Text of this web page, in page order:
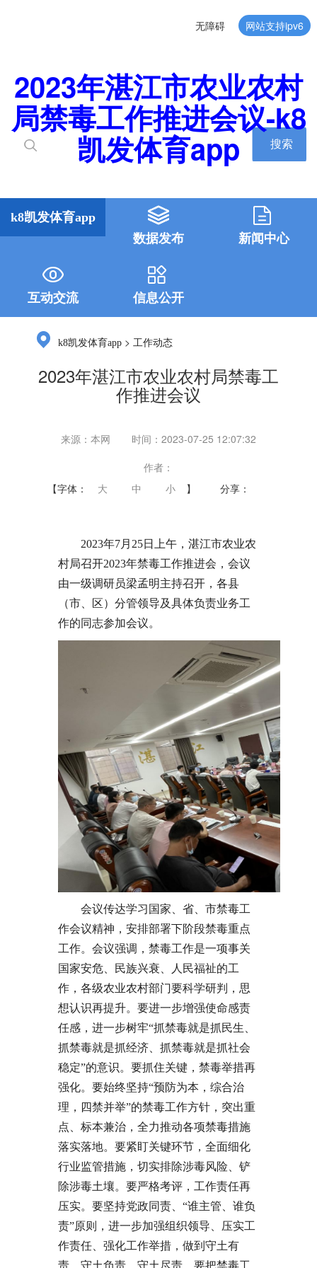
无障碍 网站支持ipv6
2023年湛江市农业农村
局禁毒工作推进会议-k8
凯发体育app 搜索
k8凯发体育app
数据发布
新闻中心
互动交流 信息公开
k8凯发体育app >工作动态
2023年湛江市农业农村局禁毒工
作推进会议
来源：本网
时间：2023-07-25 12:07:32
作者：
【字体：
大 中 小 】 分享：
2023年7月25日上午，湛江市农业农
村局召开2023年禁毒工作推进会，会议
由一级调研员梁孟明主持召开，各县
（市、区）分管领导及具体负责业务工
作的同志参加会议。
会议传达学习国家、省、市禁毒工
作会议精神，安排部署下阶段禁毒重点
工作。会议强调，禁毒工作是一项事关
国家安危、民族兴衰、人民福祉的工
作，各级农业农村部门要科学研判，思
想认识再提升。要进一步增强使命感责
任感，进一步树牢“抓禁毒就是抓民生、
抓禁毒就是抓经济、抓禁毒就是抓社会
稳定”的意识。要抓住关键，禁毒举措再
强化。要始终坚持“预防为本，综合治
理，四禁并举”的禁毒工作方针，突出重
点、标本兼治，全力推动各项禁毒措施
落实落地。要紧盯关键环节，全面细化
行业监管措施，切实排除涉毒风险、铲
除涉毒土壤。要严格考评，工作责任再
压实。要坚持党政同责、“谁主管、谁负
责”原则，进一步加强组织领导、压实工
作责任、强化工作举措，做到守土有
责、守土负责、守土尽责。要把禁毒工